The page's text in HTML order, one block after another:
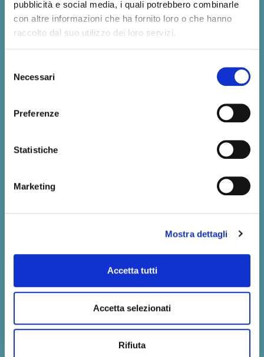
pubblicità e social media, i quali potrebbero combinarle
con altre informazioni che ha fornito loro o che hanno
raccolto dal suo utilizzo dei loro servizi.
delNecessari
Preferenze
Statistiche
Marketing
Mostra dettagli
Accetta tutti
Accetta selezionati
Rifiuta
Anche quest’anno, per l’arrivo della nuova estate, riapre il
Giardino di Sto Da Bio, ristorante biologico e vegano guidato
Leggi Tutto »